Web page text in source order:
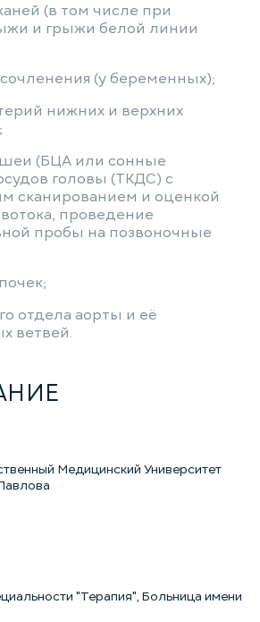
(в том числе при
и грыжи белой линии
(у беременных);
нижних и верхних
(БЦА или сонные
головы (ТКДС) с
сканированием и оценкой
проведение
пробы на позвоночные
отдела аорты и её
ветвей.
Медицинский Университет
"Терапия", Больница имени